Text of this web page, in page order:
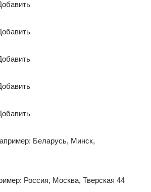
Белaрусь, Минск,
Россия, Москва, Тверская 44